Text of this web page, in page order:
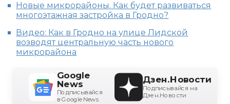
Новые микрорайоны. Как будет развиваться
многоэтажная застройка в Гродно?
Видео: Как в Гродно на улице Лидской
возводят центральную часть нового
микрорайона
Google
News
Подписывайся
в Google News
Дзен.Новости
Подписывайся на
Дзен.Новости